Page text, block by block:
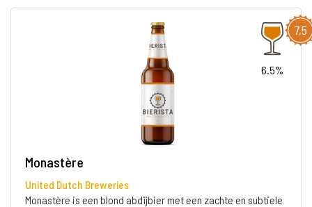
7,5
6.5%
Monastère
United Dutch Breweries
Monastère is een blond abdijbier met een zachte en subtiele